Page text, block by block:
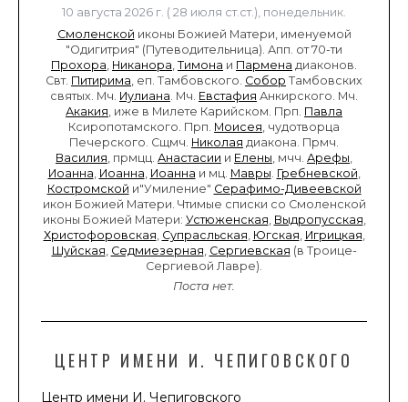
10 августа 2026 г. ( 28 июля ст.ст.), понедельник.
Смоленской иконы Божией Матери, именуемой
"Одигитрия" (Путеводительница). Апп. от 70-ти
Прохора, Никанора, Тимона и Пармена диаконов.
Свт. Питирима, еп. Тамбовского. Собор Тамбовских
святых. Мч. Иулиана. Мч. Евстафия Анкирского. Мч.
Акакия, иже в Милете Карийском. Прп. Павла
Ксиропотамского. Прп. Моисея, чудотворца
Печерского. Сщмч. Николая диакона. Прмч.
Василия, прмцц. Анастасии и Елены, мчч. Арефы,
Иоанна, Иоанна, Иоанна и мц. Мавры. Гребневской,
Костромской и"Умиление" Серафимо-Дивеевской
икон Божией Матери. Чтимые списки со Смоленской
иконы Божией Матери: Устюженская, Выдропусская,
Христофоровская, Супрасльская, Югская, Игрицкая,
Шуйская, Седмиезерная, Сергиевская (в Троице-
Сергиевой Лавре).
Поста нет.
ЦЕНТР ИМЕНИ И. ЧЕПИГОВСКОГО
Центр имени И. Чепиговского